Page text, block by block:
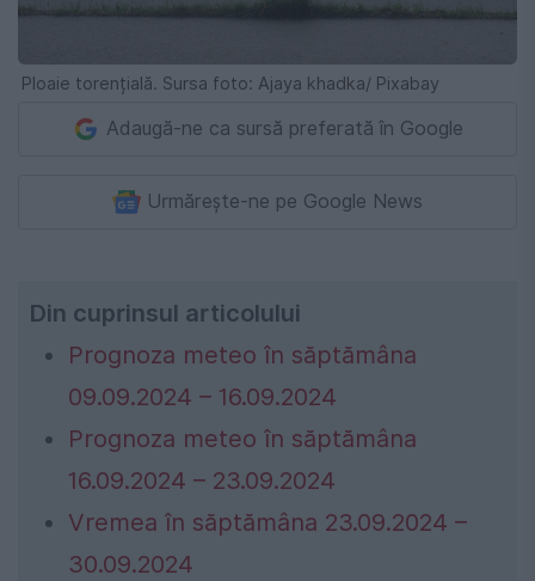
Ploaie torențială. Sursa foto: Ajaya khadka/ Pixabay
Adaugă-ne ca sursă preferată în Google
Urmărește-ne pe Google News
Din cuprinsul articolului
Prognoza meteo în săptămâna
09.09.2024 – 16.09.2024
Prognoza meteo în săptămâna
16.09.2024 – 23.09.2024
Vremea în săptămâna 23.09.2024 –
30.09.2024